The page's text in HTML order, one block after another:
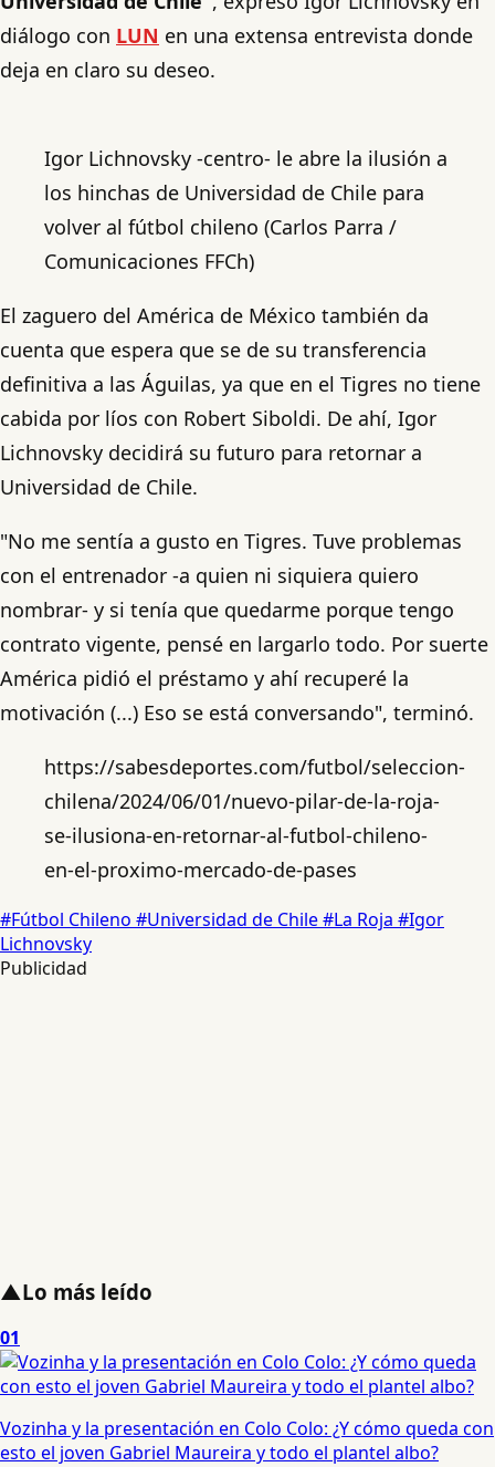
diálogo con LUN en una extensa entrevista donde
deja en claro su deseo.
Igor Lichnovsky -centro- le abre la ilusión a
los hinchas de Universidad de Chile para
volver al fútbol chileno (Carlos Parra /
Comunicaciones FFCh)
El zaguero del América de México también da
cuenta que espera que se de su transferencia
definitiva a las Águilas, ya que en el Tigres no tiene
cabida por líos con Robert Siboldi. De ahí, Igor
Lichnovsky decidirá su futuro para retornar a
Universidad de Chile.
"No me sentía a gusto en Tigres. Tuve problemas
con el entrenador -a quien ni siquiera quiero
nombrar- y si tenía que quedarme porque tengo
contrato vigente, pensé en largarlo todo. Por suerte
América pidió el préstamo y ahí recuperé la
motivación (...) Eso se está conversando", terminó.
https://sabesdeportes.com/futbol/seleccion-
chilena/2024/06/01/nuevo-pilar-de-la-roja-
se-ilusiona-en-retornar-al-futbol-chileno-
en-el-proximo-mercado-de-pases
#Fútbol Chileno #Universidad de Chile#La Roja #Igor
Lichnovsky
Publicidad
▲Lo más leído
01
Vozinha y la presentación en Colo Colo: ¿Y cómo queda con
esto el joven Gabriel Maureira y todo el plantel albo?